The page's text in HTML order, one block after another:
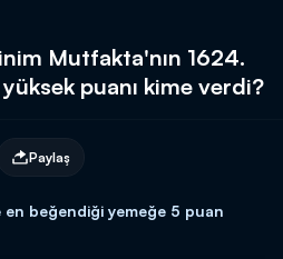
Mutfakta'nın 1624.
puanı kime verdi?
Paylaş
en beğendiği yemeğe 5 puan